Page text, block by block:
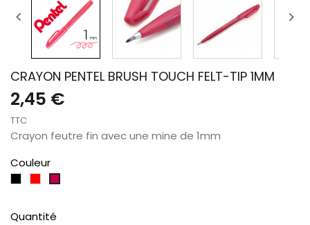
 
CRAYON PENTEL BRUSH TOUCH FELT-TIP 1MM
2,45 €
TTC
Crayon feutre fin avec une mine de 1mm
Couleur
RougeBourgogne
Quantité